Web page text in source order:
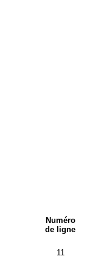
Numéro
de ligne
11